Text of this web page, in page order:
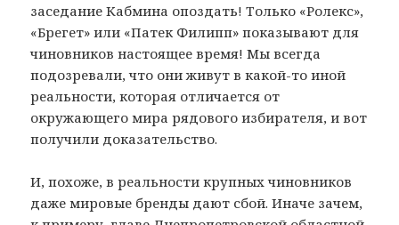
заседание Кабмина опоздать! Только «Ролекс»,
«Брегет» или «Патек Филипп» показывают для
чиновников настоящее время! Мы всегда
подозревали, что они живут в какой-то иной
реальности, которая отличается от
окружающего мира рядового избирателя, и вот
получили доказательство.
И, похоже, в реальности крупных чиновников
даже мировые бренды дают сбой. Иначе зачем,